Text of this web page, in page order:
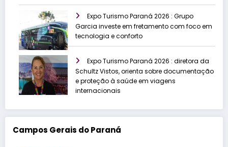
Expo Turismo Paraná 2026 : Grupo
Garcia investe em fretamento com foco em
tecnologia e conforto
Expo Turismo Paraná 2026 : diretora da
Schultz Vistos, orienta sobre documentação
e proteção à saúde em viagens
internacionais
Campos Gerais do Paraná